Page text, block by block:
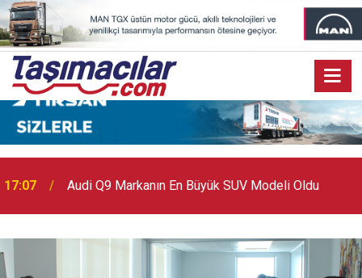
17:03 Toyota Otomotiv Sanayi Türkiye Üretime Ara Veriyor